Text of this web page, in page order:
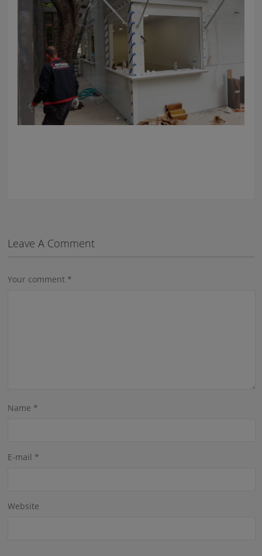
Leave A Comment
Your comment *
Name *
E-mail *
Website